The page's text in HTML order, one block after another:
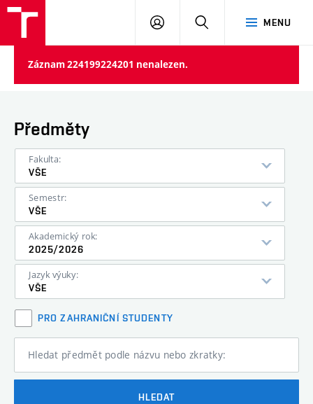
MENU
PŘIHLÁSIT
Záznam 224199224201 nenalezen.
Předměty
Fakulta:
VŠE
Semestr:
VŠE
Akademický rok:
2025/2026
Jazyk výuky:
VŠE
PRO ZAHRANIČNÍ STUDENTY
Hledat předmět podle názvu nebo zkratky:
HLEDAT